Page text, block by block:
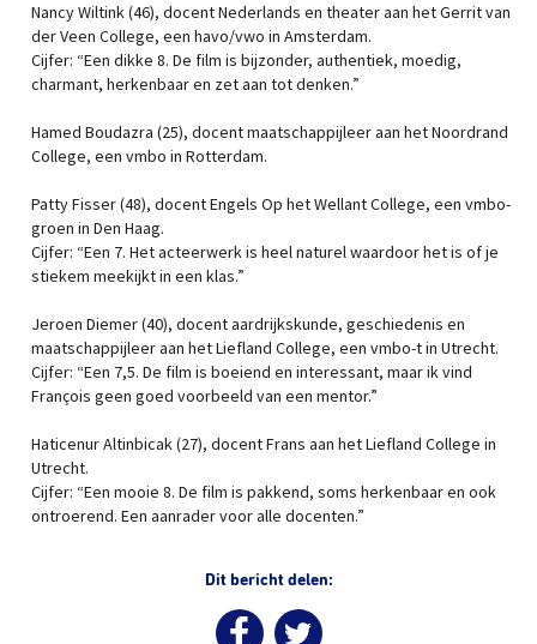
Nancy Wiltink (46), docent Nederlands en theater aan het Gerrit van
der Veen College, een havo/vwo in Amsterdam.
Cijfer: “Een dikke 8. De film is bijzonder, authentiek, moedig,
charmant, herkenbaar en zet aan tot denken.”
Hamed Boudazra (25), docent maatschappijleer aan het Noordrand
College, een vmbo in Rotterdam.
Patty Fisser (48), docent Engels Op het Wellant College, een vmbo-
groen in Den Haag.
Cijfer: “Een 7. Het acteerwerk is heel naturel waardoor het is of je
stiekem meekijkt in een klas.”
Jeroen Diemer (40), docent aardrijkskunde, geschiedenis en
maatschappijleer aan het Liefland College, een vmbo-t in Utrecht.
Cijfer: “Een 7,5. De film is boeiend en interessant, maar ik vind
François geen goed voorbeeld van een mentor.”
Haticenur Altinbicak (27), docent Frans aan het Liefland College in
Utrecht.
Cijfer: “Een mooie 8. De film is pakkend, soms herkenbaar en ook
ontroerend. Een aanrader voor alle docenten.”
Dit bericht delen: